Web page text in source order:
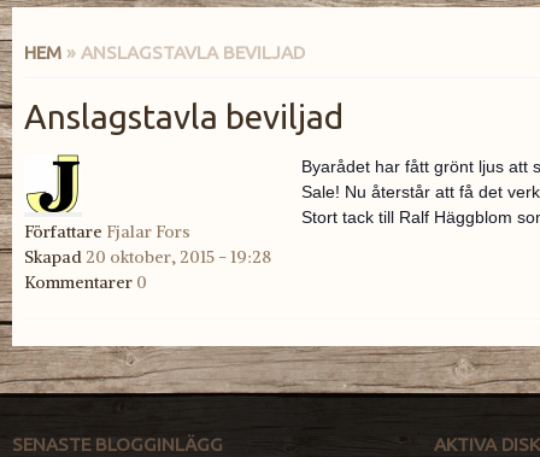
HEM » ANSLAGSTAVLA BEVILJAD
Anslagstavla beviljad
Författare Fjalar Fors
Skapad 20 oktober, 2015 - 19:28
Kommentarer 0
Byarådet har fått grönt ljus att
Sale! Nu återstår att få det
Stort tack till Ralf Häggblom
SENASTE BLOGGINLÄGG AKTIVA